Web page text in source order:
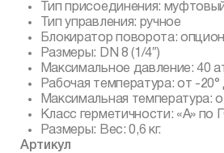
Тип присоединения:
Тип управления: ручное
Блокиратор поворота:
Размеры: DN 8 (1/4″)
Максимальное давление: 40
Рабочая температура: от -20°
Максимальная температура:
Класс герметичности: «А» по
Размеры: Вес: 0,6 кг.
Артикул